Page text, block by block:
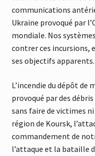
communications
Ukraine provoqué par
mondiale. Nos
contrer ces incursions,
ses objectifs apparents.
L’incendie du dépôt de
provoqué par des
sans faire de victimes
région de Koursk,
commandement de
l’attaque et la bataille